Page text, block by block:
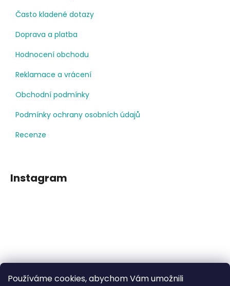
Používáme cookies, abychom Vám umožnili
Často kladené dotazy
Doprava a platba
Hodnocení obchodu
Reklamace a vrácení
Obchodní podmínky
Podmínky ochrany osobních údajů
Recenze
Instagram